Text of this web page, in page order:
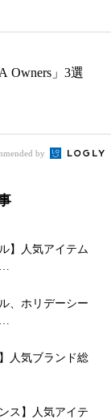
Owners」3選
by
】人気アイテム
、ホリデーシー
人気ブランド総
ス】人気アイテ